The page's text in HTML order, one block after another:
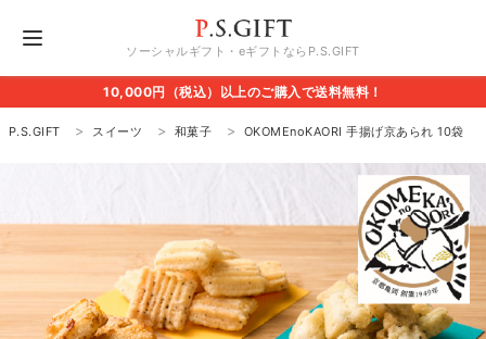
ソーシャルギフト・eギフトならP.S.GIFT
10,000円（税込）以上のご購入で送料無料！
P.S.GIFT スイーツ 和菓子 OKOMEnoKAORI 手揚げ京あられ 10袋